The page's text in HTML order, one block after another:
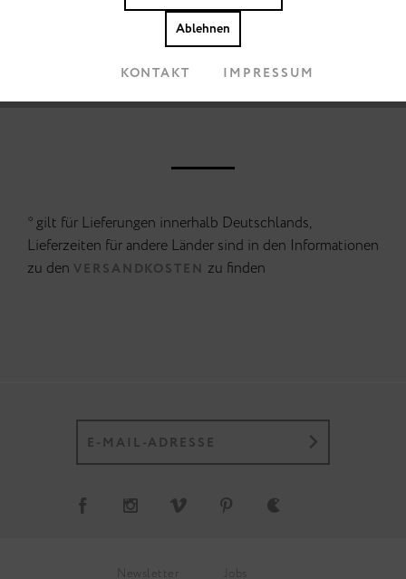
* gilt für Lieferungen innerhalb Deutschlands,
Lieferzeiten für andere Länder sind in den Informationen
zu den VERSANDKOSTEN zu finden
Newsletter Jobs
Cookies akzeptieren
Ablehnen
KONTAKT IMPRESSUM